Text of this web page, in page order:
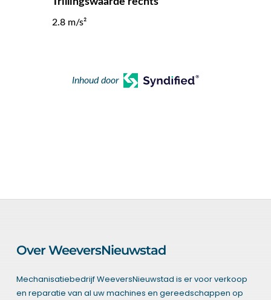
2.8 m/s²
Inhoud door
Over WeeversNieuwstad
Mechanisatiebedrijf WeeversNieuwstad is er voor verkoop
en reparatie van al uw machines en gereedschappen op